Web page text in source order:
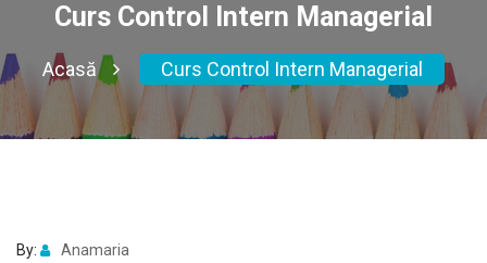
Curs Control Intern Managerial
Acasă Curs Control Intern Managerial
By: Anamaria